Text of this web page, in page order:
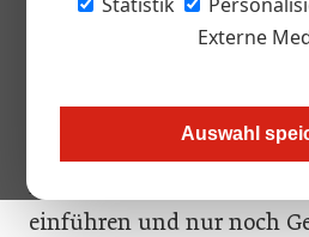
Externe
Auswahl
Gesellschaft darf das. Und
einen Leserbrief
Stellen wir uns vor, wie es
Restaurants, Kaffeehäuser
heute auf morgen die „2G-
einführen und nur noch